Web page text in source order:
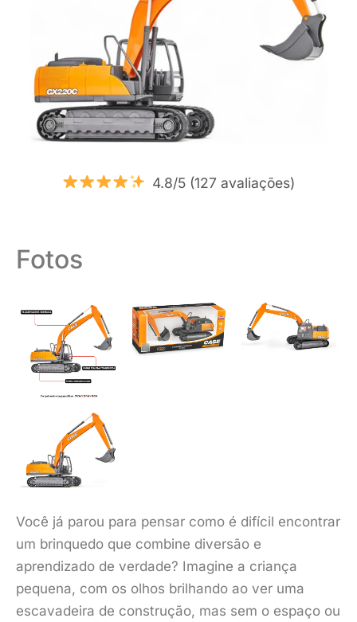
4.8/5 (127 avaliações)
Fotos
Você já parou para pensar como é difícil encontrar
um brinquedo que combine diversão e
aprendizado de verdade? Imagine a criança
pequena, com os olhos brilhando ao ver uma
escavadeira de construção, mas sem o espaço ou